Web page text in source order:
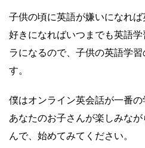
子供の頃に英語が嫌いになれば
好きになればいつまでも英語
ラになるので、子供の英語学
す。
僕はオンライン英会話が一番の
あなたのお子さんが楽しみな
んで、始めてみてください。